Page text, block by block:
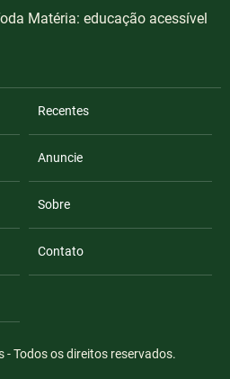
Matéria: educação acessível
Recentes
Anuncie
Sobre
Contato
- Todos os direitos reservados.